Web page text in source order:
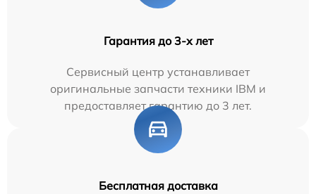
Гарантия до 3-х лет
Сервисный центр устанавливает
оригинальные запчасти техники IBM и
предоставляет гарантию до 3 лет.
Бесплатная доставка